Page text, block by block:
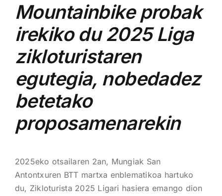
Mountainbike probak
irekiko du 2025 Liga
zikloturistaren
egutegia, nobedadez
betetako
proposamenarekin
2025eko otsailaren 2an, Mungiak San
Antontxuren BTT martxa enblematikoa hartuko
du, Zikloturista 2025 Ligari hasiera emango dion